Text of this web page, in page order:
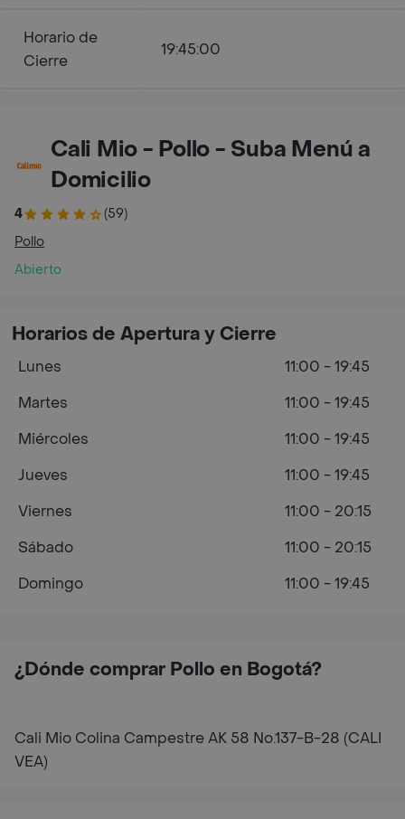
Horario de
Cierre
19:45:00
Cali Mio - Pollo - Suba Menú a
Domicilio
4
(59)
Pollo
Abierto
¿Dónde comprar Pollo en Bogotá?
Cali Mio Colina Campestre AK 58 No.137-B-28 (CALI
VEA)
Horarios de Apertura y Cierre
Lunes
11:00 - 19:45
Martes
11:00 - 19:45
Miércoles
11:00 - 19:45
Jueves
11:00 - 19:45
Viernes
11:00 - 20:15
Sábado
11:00 - 20:15
Domingo
11:00 - 19:45